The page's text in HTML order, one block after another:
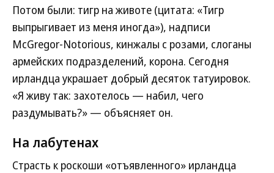
Потом были: тигр на животе (цитата: «Тигр
выпрыгивает из меня иногда»), надписи
McGregor-Notorious, кинжалы с розами, слоганы
армейских подразделений, корона. Сегодня
ирландца украшает добрый десяток татуировок.
«Я живу так: захотелось — набил, чего
раздумывать?» — объясняет он.
На лабутенах
Страсть к роскоши «отъявленного» ирландца